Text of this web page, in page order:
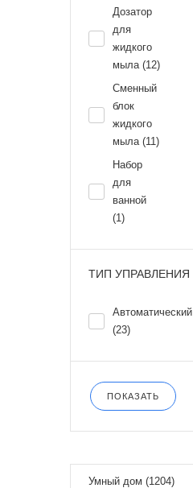
Дозатор
для
жидкого
мыла (12)
Сменный
блок
жидкого
мыла (11)
Набор
для
ванной
(1)
ТИП УПРАВЛЕНИЯ
Автоматический
(23)
ПОКАЗАТЬ
Умный дом (1204)